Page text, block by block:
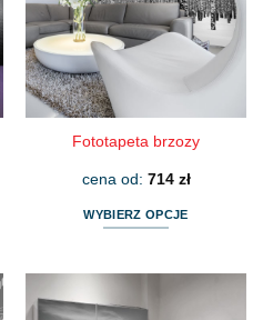
można
wybrać
na
produktu
Fototapeta brzozy
cena od: 714 zł
WYBIERZ OPCJE
wiele